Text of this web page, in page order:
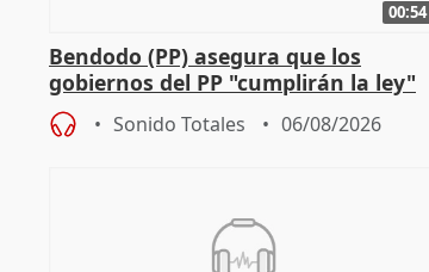
00:54
Bendodo (PP) asegura que los
gobiernos del PP "cumplirán la ley"
sobre los menores migrantes
Sonido Totales 06/08/2026